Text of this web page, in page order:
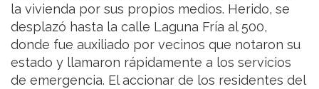
la vivienda por sus propios medios. Herido, se
desplazó hasta la calle Laguna Fría al 500,
donde fue auxiliado por vecinos que notaron su
estado y llamaron rápidamente a los servicios
de emergencia. El accionar de los residentes del